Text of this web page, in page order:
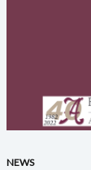
NEWS